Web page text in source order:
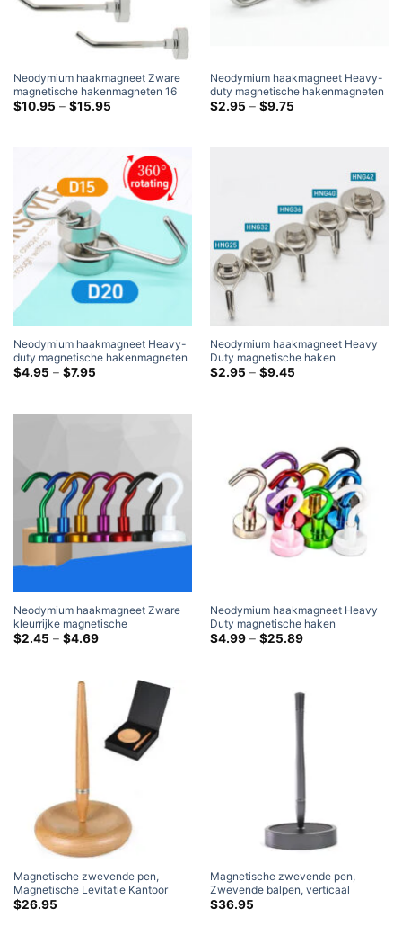
Neodymium haakmagneet Zware
magnetische hakenmagneten 16
mm 20 mm Neodymium
$10.95 – $15.95Prijsklasse:
Neodymium haakmagneet Heavy-
duty magnetische hakenmagneten
Rechthoekige neodymium-
$2.95 – $9.75Prijsklasse:
Neodymium haakmagneet Heavy-
duty magnetische hakenmagneten
Rechthoekige neodymium-
$4.95 – $7.95Prijsklasse:
Neodymium haakmagneet Heavy
Duty magnetische haken
Neodymium potmagneet met
$2.95 – $9.45Prijsklasse:
Neodymium haakmagneet Zware
kleurrijke magnetische
hakenmagneet Neodymium
$2.45 – $4.69Prijsklasse:
Neodymium haakmagneet Heavy
Duty magnetische haken
Magneten Mix kleuren (10
$4.99 – $25.89Prijsklasse:
Magnetische zwevende pen,
Magnetische Levitatie Kantoor
Drijvende Pen Schommel Vrij Niet
$26.95
Magnetische zwevende pen,
Zwevende balpen, verticaal
staand, Uniek bureau-decorcadeau
$36.95